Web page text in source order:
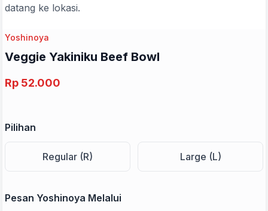
datang ke lokasi.
Yoshinoya
Veggie Yakiniku Beef Bowl
Rp 52.000
Pilihan
Regular (R) Large (L)
Pesan Yoshinoya Melalui